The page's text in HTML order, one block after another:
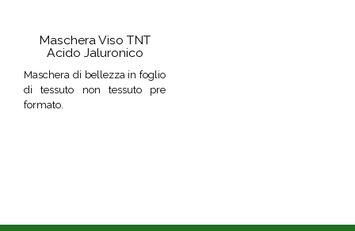
Maschera Viso TNT
Acido Jaluronico
Maschera di bellezza in foglio
di tessuto non tessuto pre
formato.